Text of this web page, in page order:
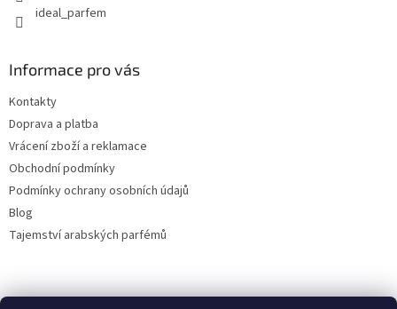
ideal_parfem
Informace pro vás
Kontakty
Doprava a platba
Vrácení zboží a reklamace
Obchodní podmínky
Podmínky ochrany osobních údajů
Blog
Tajemství arabských parfémů